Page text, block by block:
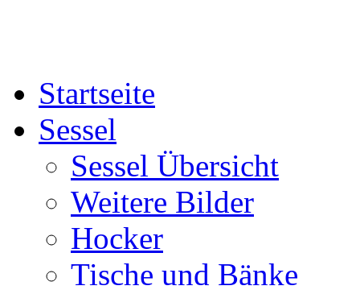
Startseite
Sessel
Sessel Übersicht
Weitere Bilder
Hocker
Tische und Bänke